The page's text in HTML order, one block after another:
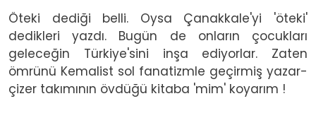
Öteki dediği belli. Oysa Çanakkale'yi 'öteki'
dedikleri yazdı. Bugün de onların çocukları
geleceğin Türkiye'sini inşa ediyorlar. Zaten
ömrünü Kemalist sol fanatizmle geçirmiş yazar-
çizer takımının övdüğü kitaba 'mim' koyarım !